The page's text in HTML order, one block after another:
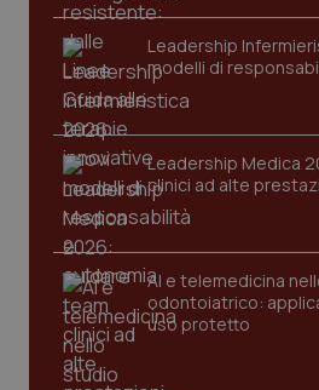
Leadership
modelli di
Leadership Medica
clinici ad alte
AI e telemedicina
odontoiatrico:
uso protetto